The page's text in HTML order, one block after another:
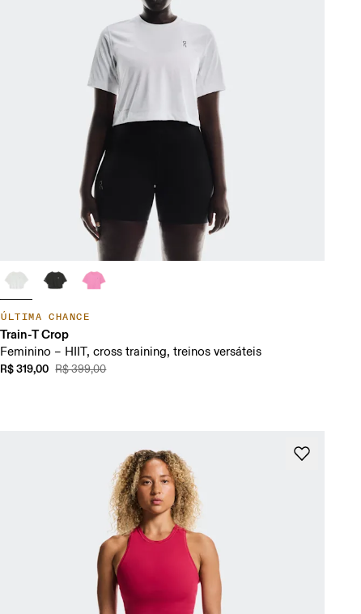
ÚLTIMA CHANCE
Train-T Crop
Feminino – HIIT, cross training, treinos versáteis
R$ 319,00 R$ 399,00